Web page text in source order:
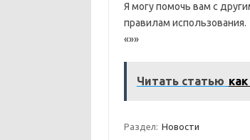
Я могу помочь вам с
правилам использования.
«»»
Читать статью
Раздел: Новости